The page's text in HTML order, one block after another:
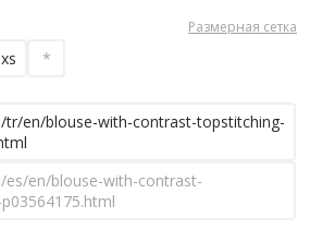
Размерная сетка
xs
*
tr/en/blouse-with-contrast-topstitching-
en/blouse-with-contrast-